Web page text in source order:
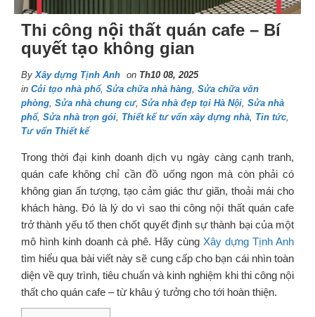
Thi công nội thất quán cafe – Bí
quyết tạo không gian
ByXây dựng Tịnh Anh on Th10 08, 2025
in Cải tạo nhà phố, Sửa chữa nhà hàng, Sửa chữa văn
phòng, Sửa nhà chung cư, Sửa nhà đẹp tại Hà Nội, Sửa nhà
phố, Sửa nhà trọn gói, Thiết kế tư vấn xây dựng nhà, Tin tức,
Tư vấn Thiết kế
Trong thời đại kinh doanh dịch vụ ngày càng cạnh tranh,
quán cafe không chỉ cần đồ uống ngon mà còn phải có
không gian ấn tượng, tạo cảm giác thư giãn, thoải mái cho
khách hàng. Đó là lý do vì sao thi công nội thất quán cafe
trở thành yếu tố then chốt quyết định sự thành bại của một
mô hình kinh doanh cà phê. Hãy cùng Xây dựng Tịnh Anh
tìm hiểu qua bài viết này sẽ cung cấp cho bạn cái nhìn toàn
diện về quy trình, tiêu chuẩn và kinh nghiệm khi thi công nội
thất cho quán cafe – từ khâu ý tưởng cho tới hoàn thiện.